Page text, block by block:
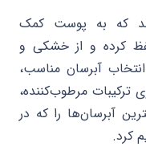
که به پوست کمک
کرده و از خشکی و
آبرسان مناسب،
ترکیبات مرطوب‌کننده،
آبرسان‌ها را که در
کرد.